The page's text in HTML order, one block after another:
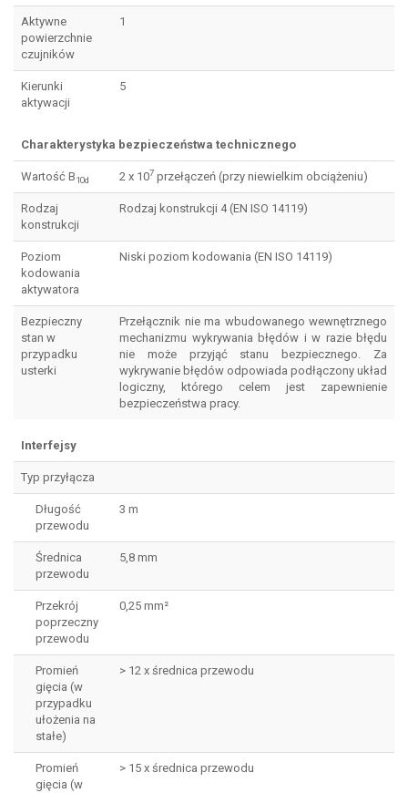
Aktywne
powierzchnie
czujników
1
Kierunki
aktywacji
5
Charakterystyka bezpieczeństwa technicznego
Wartość B10d 2 x 107 przełączeń (przy niewielkim obciążeniu)
Rodzaj
konstrukcji
Rodzaj konstrukcji 4 (EN ISO 14119)
Poziom
kodowania
aktywatora
Niski poziom kodowania (EN ISO 14119)
Bezpieczny
stan w
przypadku
usterki
Przełącznik nie ma wbudowanego wewnętrznego
mechanizmu wykrywania błędów i w razie błędu
nie może przyjąć stanu bezpiecznego. Za
wykrywanie błędów odpowiada podłączony układ
logiczny, którego celem jest zapewnienie
bezpieczeństwa pracy.
Interfejsy
Typ przyłącza
Długość
przewodu
3 m
Średnica
przewodu
5,8 mm
Przekrój
poprzeczny
przewodu
0,25 mm²
Promień
gięcia (w
przypadku
ułożenia na
stałe)
> 12 x średnica przewodu
Promień
gięcia (w
> 15 x średnica przewodu